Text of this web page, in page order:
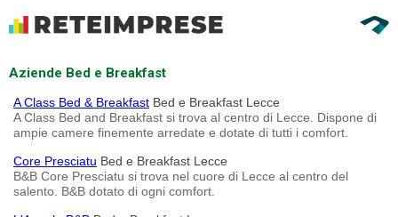
Aziende Bed e Breakfast
A Class Bed & Breakfast Bed e Breakfast Lecce
A Class Bed and Breakfast si trova al centro di Lecce. Dispone di
ampie camere finemente arredate e dotate di tutti i comfort.
Core Presciatu Bed e Breakfast Lecce
B&B Core Presciatu si trova nel cuore di Lecce al centro del
salento. B&B dotato di ogni comfort.